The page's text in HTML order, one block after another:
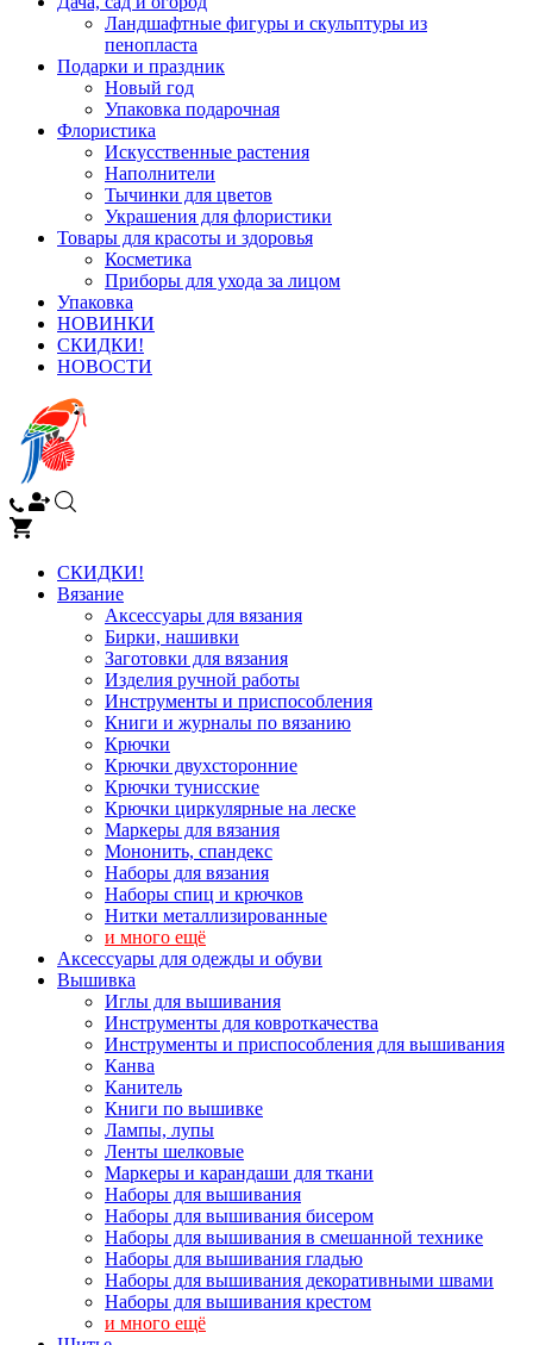
Ландшафтные фигуры и скульптуры из
пенопласта
Подарки и праздник
Новый год
Упаковка подарочная
Флористика
Искусственные растения
Наполнители
Тычинки для цветов
Украшения для флористики
Товары для красоты и здоровья
Косметика
Приборы для ухода за лицом
Упаковка
НОВИНКИ
СКИДКИ!
НОВОСТИ
СКИДКИ!
Вязание
Аксессуары для вязания
Бирки, нашивки
Заготовки для вязания
Изделия ручной работы
Инструменты и приспособления
Книги и журналы по вязанию
Крючки
Крючки двухсторонние
Крючки тунисские
Крючки циркулярные на леске
Маркеры для вязания
Мононить, спандекс
Наборы для вязания
Наборы спиц и крючков
Нитки металлизированные
и много ещё
Аксессуары для одежды и обуви
Вышивка
Иглы для вышивания
Инструменты для ковроткачества
Инструменты и приспособления для вышивания
Канва
Канитель
Книги по вышивке
Лампы, лупы
Ленты шелковые
Маркеры и карандаши для ткани
Наборы для вышивания
Наборы для вышивания бисером
Наборы для вышивания в смешанной технике
Наборы для вышивания гладью
Наборы для вышивания декоративными швами
Наборы для вышивания крестом
и много ещё